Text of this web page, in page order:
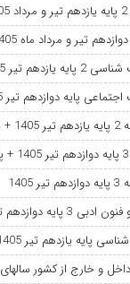
تیر و مرداد ماه 1405
1405 + پاسخ
پایه دوازدهم تیر 1405 + پاسخ
دوازدهم تیر 1405
پایه یازدهم تیر 1405
از کشور سالهای 1381 تا 1405